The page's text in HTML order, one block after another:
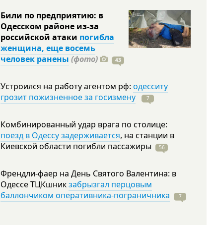
Били по предприятию: в
Одесском районе из-за
российской атаки погибла
женщина, еще восемь
человек ранены (фото) 43
Устроился на работу агентом рф: одесситу
грозит пожизненное за госизмену
7
Комбинированный удар врага по столице:
поезд в Одессу задерживается, на станции в
Киевской области погибли пассажиры 56
Френдли-фаер на День Святого Валентина: в
Одессе ТЦКшникзабрызгал перцовым
баллончиком оперативника-пограничника
7